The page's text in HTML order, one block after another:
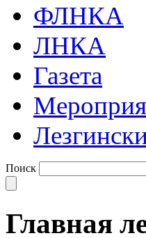
ФЛНКА
ЛНКА
Газета
Поиск
Главная